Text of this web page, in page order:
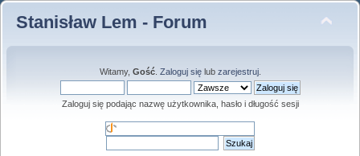
Stanisław Lem - Forum
Witamy, Gość. Zaloguj sięlub zarejestruj.
Zaloguj się podając nazwę użytkownika, hasło i długość sesji